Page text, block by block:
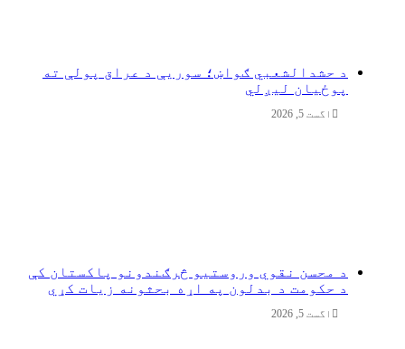
د حشدالشعبي ګواښ؛ سوریې د عراق پولې ته
پوځیان لیږلي
اگست 5, 2026
د محسن نقوي وروستیو څرګندونو پاکستان کې
د حکومت د بدلون په اړه بحثونه زیات کړي
اگست 5, 2026